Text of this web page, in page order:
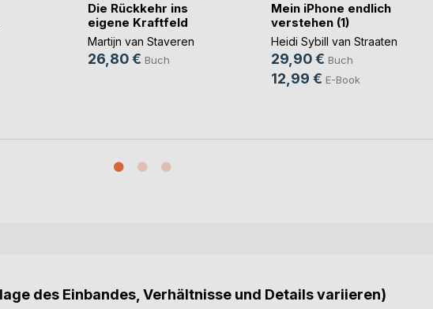
Die Rückkehr ins
eigene Kraftfeld
Martijn van Staveren
26,80 € Buch
Mein iPhone endlich
verstehen (1)
Heidi Sybill van Straaten
29,90 € Buch
12,99 € E-Book
des Einbandes, Verhältnisse und Details variieren)